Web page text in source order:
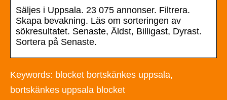
Säljes i Uppsala. 23 075 annonser. Filtrera.
Skapa bevakning. Läs om sorteringen av
sökresultatet. Senaste, Äldst, Billigast, Dyrast.
Sortera på Senaste.
Keywords: blocket bortskänkes uppsala,
bortskänkes uppsala blocket